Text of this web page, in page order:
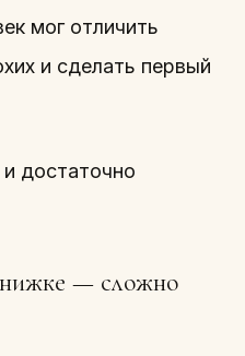
мог отличить
и сделать первый
достаточно
— сложно